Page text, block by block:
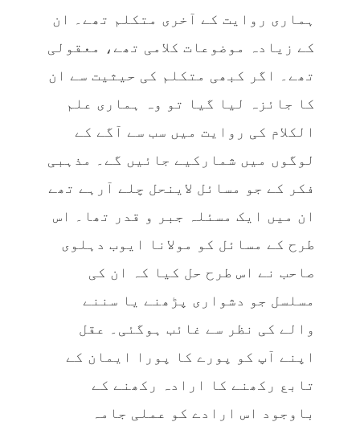
ہماری روایت کے آخری متکلم تھے۔ ان
کے زیادہ موضوعات کلامی تھے، معقولی
تھے۔ اگر کبھی متکلم کی حیثیت سے ان
کا جائزہ لیا گیا تو وہ ہماری علم
الکلام کی روایت میں سب سے آگے کے
لوگوں میں شمارکیے جائیں گے۔ مذہبی
فکر کے جو مسائل لاینحل چلے آرہے تھے
ان میں ایک مسئلہ جبر و قدر تھا۔ اس
طرح کے مسائل کو مولانا ایوب دہلوی
صاحب نے اس طرح حل کیا کہ ان کی
مسلسل جو دشواری پڑھنے یا سننے
والے کی نظر سے غائب ہوگئی۔ عقل
اپنے آپ کو پورے کا پورا ایمان کے
تابع رکھنے کا ارادہ رکھنے کے
باوجود اس ارادے کو عملی جامہ